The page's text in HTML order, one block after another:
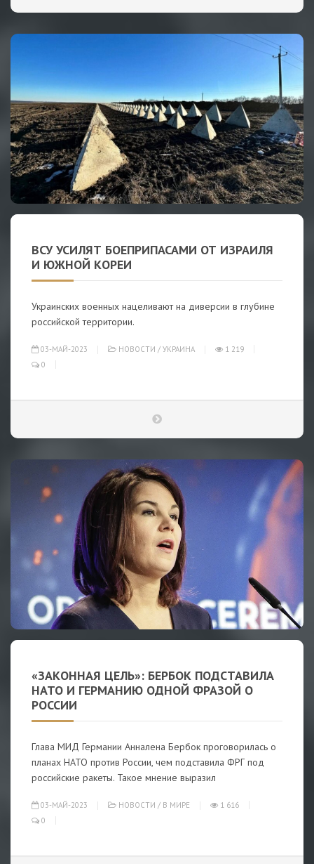
ВСУ УСИЛЯТ БОЕПРИПАСАМИ ОТ ИЗРАИЛЯ
И ЮЖНОЙ КОРЕИ
Украинских военных нацеливают на диверсии в глубине
российской территории.
03-МАЙ-2023 НОВОСТИ / УКРАИНА
1 219
0
«ЗАКОННАЯ ЦЕЛЬ»: БЕРБОК ПОДСТАВИЛА
НАТО И ГЕРМАНИЮ ОДНОЙ ФРАЗОЙ О
РОССИИ
Глава МИД Германии Анналена Бербок проговорилась о
планах НАТО против России, чем подставила ФРГ под
российские ракеты. Такое мнение выразил
03-МАЙ-2023 НОВОСТИ / В МИРЕ
1 616
0